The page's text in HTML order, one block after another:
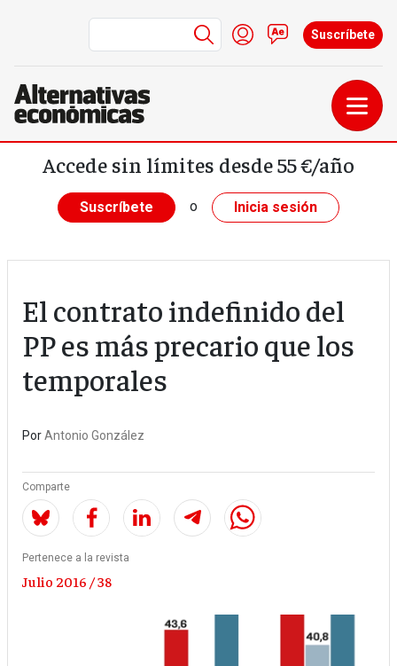
Pasar al contenido principal
Menú de cuenta de
Iniciar sesión
Contacto
Suscríbete
Accede sin límites desde 55 €/año
Suscríbete o Inicia sesión
El contrato indefinido del
PP es más precario que los
temporales
PorAntonio González
Comparte
Pertenece a la revista
Julio 2016 / 38